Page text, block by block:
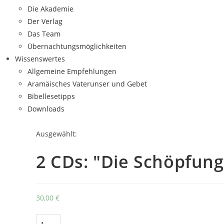
Die Akademie
Der Verlag
Das Team
Übernachtungsmöglichkeiten
Wissenswertes
Allgemeine Empfehlungen
Aramäisches Vaterunser und Gebet
Bibellesetipps
Downloads
Ausgewählt:
2 CDs: "Die
30,00 €